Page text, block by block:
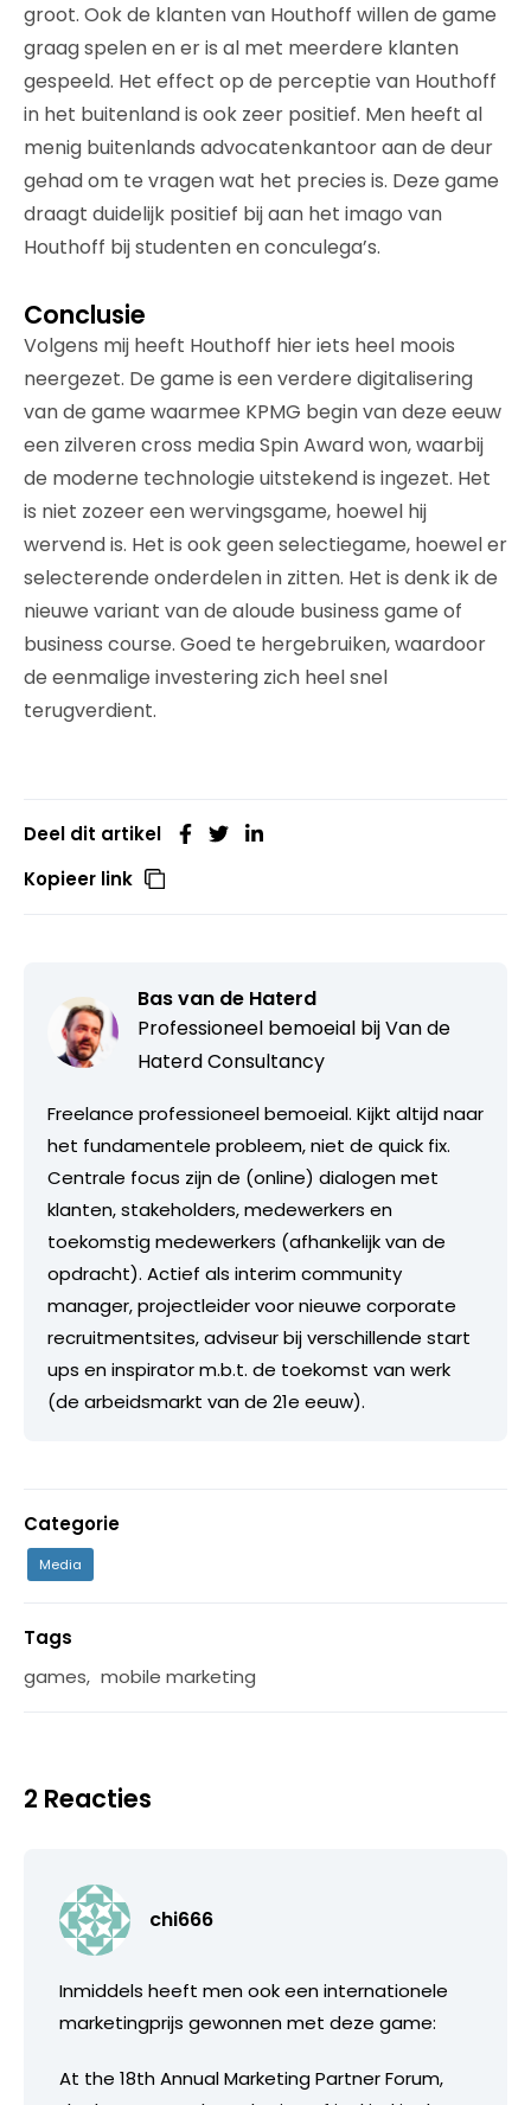
groot. Ook de klanten van Houthoff willen de game
graag spelen en er is al met meerdere klanten
gespeeld. Het effect op de perceptie van Houthoff
in het buitenland is ook zeer positief. Men heeft al
menig buitenlands advocatenkantoor aan de deur
gehad om te vragen wat het precies is. Deze game
draagt duidelijk positief bij aan het imago van
Houthoff bij studenten en conculega’s.
Conclusie
Volgens mij heeft Houthoff hier iets heel moois
neergezet. De game is een verdere digitalisering
van de game waarmee KPMG begin van deze eeuw
een zilveren cross media Spin Award won, waarbij
de moderne technologie uitstekend is ingezet. Het
is niet zozeer een wervingsgame, hoewel hij
wervend is. Het is ook geen selectiegame, hoewel er
selecterende onderdelen in zitten. Het is denk ik de
nieuwe variant van de aloude business game of
business course. Goed te hergebruiken, waardoor
de eenmalige investering zich heel snel
terugverdient.
Deel dit artikel
Kopieer link
Bas van de Haterd
Professioneel bemoeial bijVan de
Haterd Consultancy
Freelance professioneel bemoeial. Kijkt altijd naar
het fundamentele probleem, niet de quick fix.
Centrale focus zijn de (online) dialogen met
klanten, stakeholders, medewerkers en
toekomstig medewerkers (afhankelijk van de
opdracht). Actief als interim community
manager, projectleider voor nieuwe corporate
recruitmentsites, adviseur bij verschillende start
ups en inspirator m.b.t. de toekomst van werk
(de arbeidsmarkt van de 21e eeuw).
Categorie
Media
Tags
games, mobile marketing
2 Reacties
chi666
Inmiddels heeft men ook een internationele
marketingprijs gewonnen met deze game:
At the 18th Annual Marketing Partner Forum,